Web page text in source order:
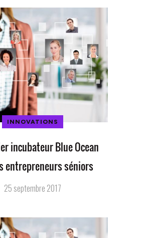
INNOVATIONS
incubateur Blue Ocean
entrepreneurs séniors
25 septembre 2017